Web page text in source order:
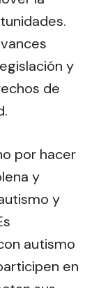
y
de
por hacer
y
y
autismo
en